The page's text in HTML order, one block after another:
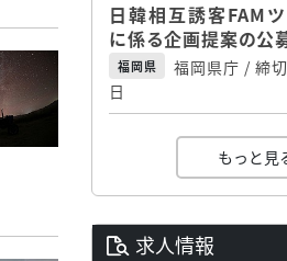
日韓相互誘客FAM
に係る企画提案の公
福岡県
福岡県庁 / 締
日
もっと見
求人情報